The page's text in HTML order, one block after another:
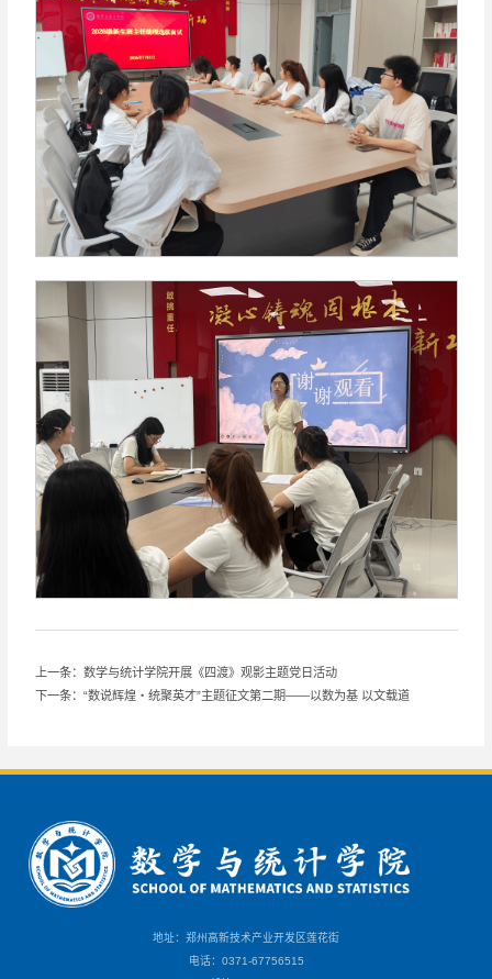
上一条：数学与统计学院开展《四渡》观影主题党日活动
下一条：“数说辉煌・统聚英才”主题征文第二期——以数为基 以文载道
地址：郑州高新技术产业开发区莲花街
电话：0371-67756515